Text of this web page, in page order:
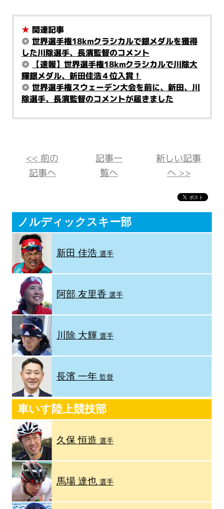
★ 関連記事
◎ 世界選手権18kmクラシカルで銀メダルを獲得
した川除選手、長濱監督のコメント
◎ 【速報】世界選手権18kmクラシカルで川除大
輝銀メダル、新田佳浩４位入賞！
◎ 世界選手権スウェーデン大会を前に、新田、川
除選手、長濱監督のコメントが届きました
<< 前の
記事へ
記事一
覧へ
新しい記事
へ >>
ノルディックスキー部
新田 佳浩選手
阿部 友里香選手
川除 大輝選手
長濱 一年 監督
車いす陸上競技部
久保 恒造 選手
馬場 達也 選手